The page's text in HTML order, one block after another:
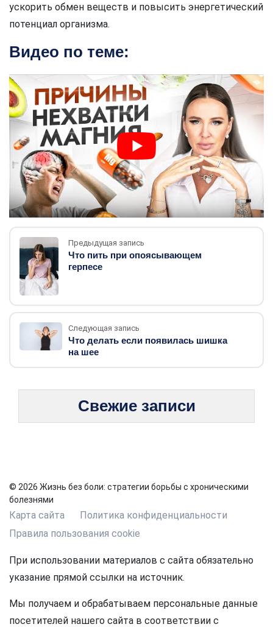
ускорить обмен веществ и повысить энергетический
потенциал организма.
Видео по теме:
Предыдущая запись
Что пить при опоясывающем
герпесе
Следующая запись
Что делать если появилась шишка
на шее
Свежие записи
© 2026 Жизнь без боли: стратегии борьбы с хроническими
болезнями
Карта сайта
Политика конфиденциальности
Правила пользования cookie
При использовании материалов с сайта обязательно
указание прямой ссылки на источник.
Мы получаем и обрабатываем персональные данные
посетителей нашего сайта в соответствии с